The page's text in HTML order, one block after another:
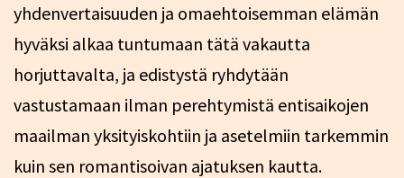
yhdenvertaisuuden ja omaehtoisemman elämän
hyväksi alkaa tuntumaan tätä vakautta
horjuttavalta, ja edistystä ryhdytään
vastustamaan ilman perehtymistä entisaikojen
maailman yksityiskohtiin ja asetelmiin tarkemmin
kuin sen romantisoivan ajatuksen kautta.